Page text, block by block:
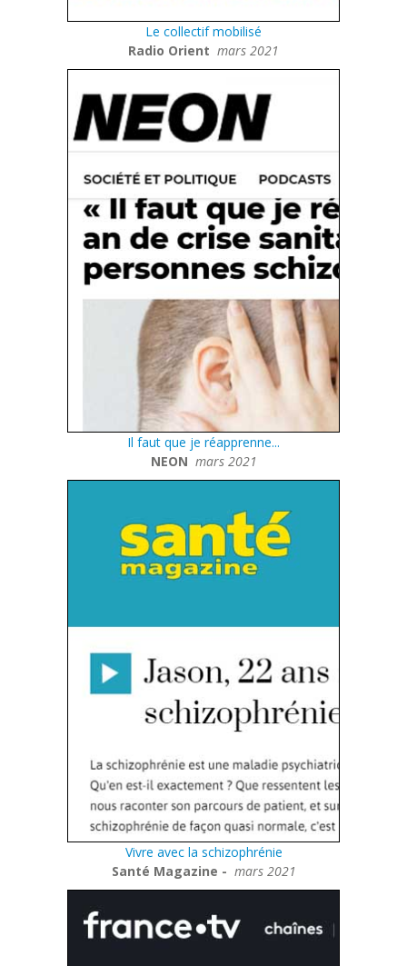
Le collectif mobilisé
Radio Orient mars 2021
Il faut que je réapprenne...
NEON mars 2021
Vivre avec la schizophrénie
Santé Magazine - mars 2021